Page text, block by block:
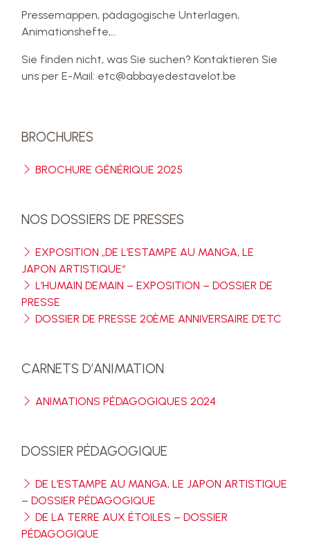
Pressemappen, pädagogische Unterlagen,
Animationshefte,…
Sie finden nicht, was Sie suchen? Kontaktieren Sie
uns per E-Mail: etc@abbayedestavelot.be
BROCHURES
BROCHURE GÉNÉRIQUE 2025
NOS DOSSIERS DE PRESSES
EXPOSITION „DE L’ESTAMPE AU MANGA, LE
JAPON ARTISTIQUE“
L’HUMAIN DEMAIN – EXPOSITION – DOSSIER DE
PRESSE
DOSSIER DE PRESSE 20ÈME ANNIVERSAIRE D’ETC
CARNETS D’ANIMATION
ANIMATIONS PÉDAGOGIQUES 2024
DOSSIER PÉDAGOGIQUE
DE L’ESTAMPE AU MANGA, LE JAPON ARTISTIQUE
– DOSSIER PÉDAGOGIQUE
DE LA TERRE AUX ÉTOILES – DOSSIER
PÉDAGOGIQUE